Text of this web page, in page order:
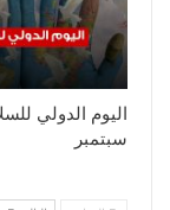
سبتمبر